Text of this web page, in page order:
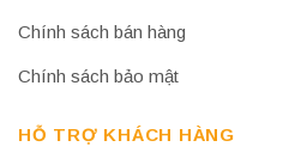
Chính sách bán hàng
Chính sách bảo mật
HỖ TRỢ KHÁCH HÀNG